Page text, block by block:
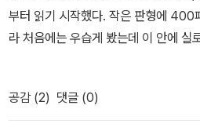
책 표지를 볼 때마다 본문의 스토리가
이야기를 더욱 기대하곤 했다. 어린 시
럼 말이다. 톨킨의 위대함은 굳이 말
은 거장들이 그렇듯, 소설의 구조가 어
부터 읽기 시작했다. 작은 판형에 400
라 처음에는 우습게 봤는데 이 안에 실
분량의 책이 영화 한 편이었다면 『호빗
으니 말이다. 『반지의 제왕』 이전의 이
도 오래되서 기억이 가물가물했고 골
공감 (2) 댓글 (0)